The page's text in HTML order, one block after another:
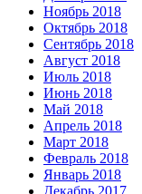
Ноябрь 2018
Октябрь 2018
Сентябрь 2018
Август 2018
Июль 2018
Июнь 2018
Май 2018
Апрель 2018
Март 2018
Февраль 2018
Январь 2018
Декабрь 2017